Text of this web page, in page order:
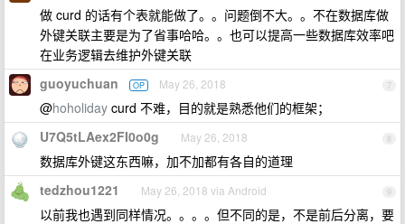
做 curd 的话有个表就能做了。。问题倒不大。。不在数据库做
外键关联主要是为了省事哈哈。。也可以提高一些数据库效率吧
在业务逻辑去维护外键关联
7
guoyuchuan OP May 26, 2018
@hoholiday curd 不难，目的就是熟悉他们的框架；
8
U7Q5tLAex2FI0o0g May 26, 2018
数据库外键这东西嘛，加不加都有各自的道理
9
tedzhou1221 May 26, 2018 via Android
以前我也遇到同样情况。。。。但不同的是，不是前后分离，要